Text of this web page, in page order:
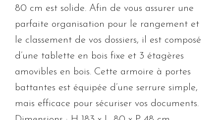
80 cm est solide. Afin de vous assurer une
parfaite organisation pour le rangement et
le classement de vos dossiers, il est composé
d’une tablette en bois fixe et 3 étagères
amovibles en bois. Cette armoire à portes
battantes est équipée d’une serrure simple,
mais efficace pour sécuriser vos documents.